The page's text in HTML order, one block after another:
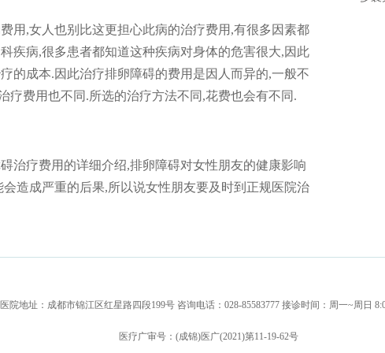
用,女人也别比这更担心此病的治疗费用,有很多因素都
疾病,很多患者都知道这种疾病对身体的危害很大,因此
的成本.因此治疗排卵障碍的费用是因人而异的,一般不
疗费用也不同.所选的治疗方法不同,花费也会有不同.
治疗费用的详细介绍,排卵障碍对女性朋友的健康影响
造成严重的后果,所以说女性朋友要及时到正规医院治
医院地址：成都市锦江区红星路四段199号 咨询电话：028-85583777 接诊时间：周一~周日
医疗广审号：(成锦)医广(2021)第11-19-62号